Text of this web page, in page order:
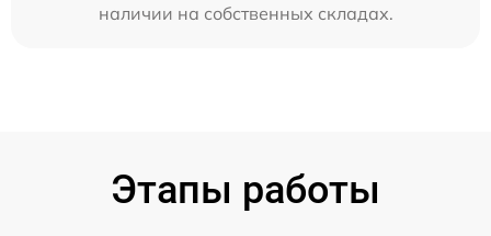
наличии на собственных складах.
Этапы работы